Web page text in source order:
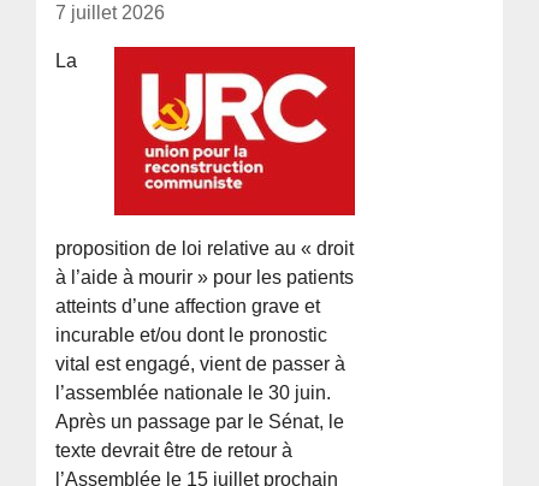
7 juillet 2026
La
proposition de loi relative au « droit
à l’aide à mourir » pour les patients
atteints d’une affection grave et
incurable et/ou dont le pronostic
vital est engagé, vient de passer à
l’assemblée nationale le 30 juin.
Après un passage par le Sénat, le
texte devrait être de retour à
l’Assemblée le 15 juillet prochain